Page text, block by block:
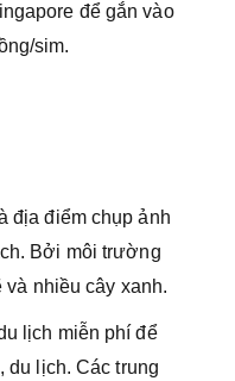
để gắn vào
sim.
địa điểm chụp ảnh
Bởi môi trường
và nhiều cây xanh.
lịch miễn phí để
du lịch. Các trung